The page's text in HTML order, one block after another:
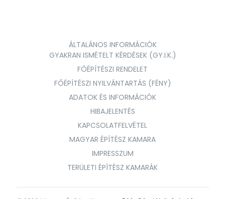
ÁLTALÁNOS INFORMÁCIÓK
GYAKRAN ISMÉTELT KÉRDÉSEK (GY.I.K.)
FŐÉPÍTÉSZI RENDELET
FŐÉPÍTÉSZI NYILVÁNTARTÁS (FÉNY)
ADATOK ÉS INFORMÁCIÓK
HIBAJELENTÉS
KAPCSOLATFELVÉTEL
MAGYAR ÉPÍTÉSZ KAMARA
IMPRESSZUM
TERÜLETI ÉPÍTÉSZ KAMARÁK